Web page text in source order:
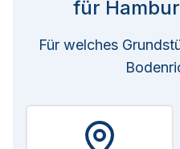
für
Für welches